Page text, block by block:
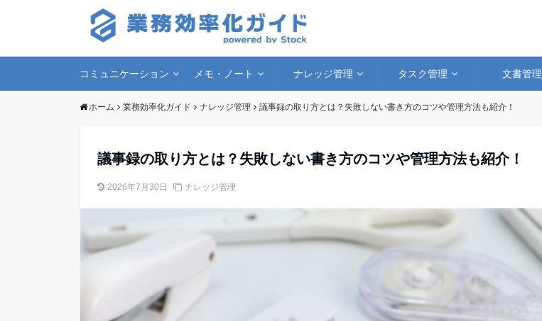
コミュニケーション メモ・ノート ナレッジ管理 タスク管理 文書管理
ホーム 業務効率化ガイド ナレッジ管理 議事録の取り方とは？失敗しない書き方のコツや管理方法も紹介！
議事録の取り方とは？失敗しない書き方のコツや管理方法も紹介！
2026年7月30日 ナレッジ管理